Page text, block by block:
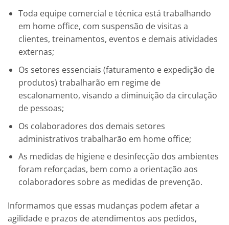
Toda equipe comercial e técnica está trabalhando
em home office, com suspensão de visitas a
clientes, treinamentos, eventos e demais atividades
externas;
Os setores essenciais (faturamento e expedição de
produtos) trabalharão em regime de
escalonamento, visando a diminuição da circulação
de pessoas;
Os colaboradores dos demais setores
administrativos trabalharão em home office;
As medidas de higiene e desinfecção dos ambientes
foram reforçadas, bem como a orientação aos
colaboradores sobre as medidas de prevenção.
Informamos que essas mudanças podem afetar a
agilidade e prazos de atendimentos aos pedidos,